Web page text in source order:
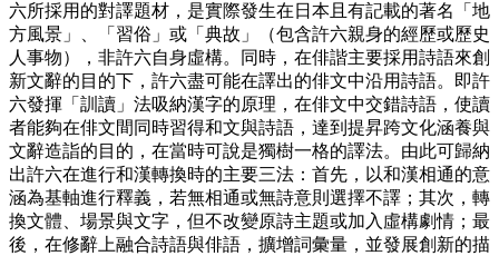
六所採用的對譯題材，是實際發生在日本且有記載的著名「地
方風景」、「習俗」或「典故」（包含許六親身的經歷或歷史
人事物），非許六自身虛構。同時，在俳諧主要採用詩語來創
新文辭的目的下，許六盡可能在譯出的俳文中沿用詩語。即許
六發揮「訓讀」法吸納漢字的原理，在俳文中交錯詩語，使讀
者能夠在俳文間同時習得和文與詩語，達到提昇跨文化涵養與
文辭造詣的目的，在當時可說是獨樹一格的譯法。由此可歸納
出許六在進行和漢轉換時的主要三法：首先，以和漢相通的意
涵為基軸進行釋義，若無相通或無詩意則選擇不譯；其次，轉
換文體、場景與文字，但不改變原詩主題或加入虛構劇情；最
後，在修辭上融合詩語與俳語，擴增詞彙量，並發展創新的描